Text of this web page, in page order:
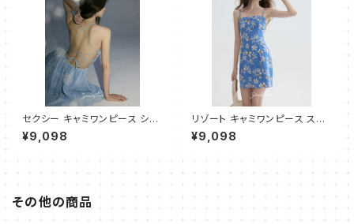
セクシー キャミワンピース ショ
ート
¥9,098
リゾート キャミワンピース スリ
ムフィット ショート
¥9,098
その他の商品